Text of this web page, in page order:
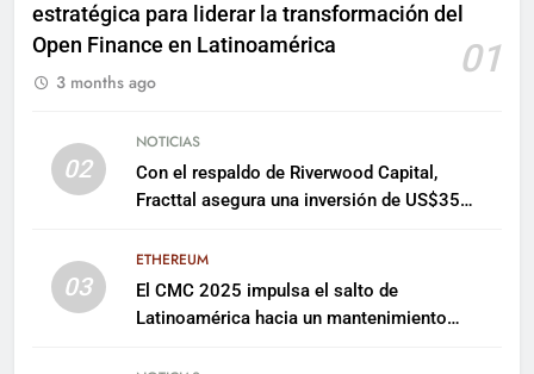
estratégica para liderar la transformación del
Open Finance en Latinoamérica
01
3 months ago
02
NOTICIAS
Con el respaldo de Riverwood Capital,
Fracttal asegura una inversión de US$35
03
ETHEREUM
El CMC 2025 impulsa el salto de
Latinoamérica hacia un mantenimiento